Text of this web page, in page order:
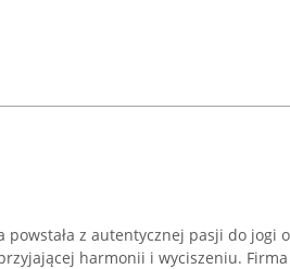
powstała z autentycznej pasji do jogi
harmonii i wyciszeniu. Firma